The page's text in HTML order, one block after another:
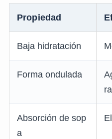
Propiedad
Baja hidratación
Forma ondulada
ra
Absorción de sop
a